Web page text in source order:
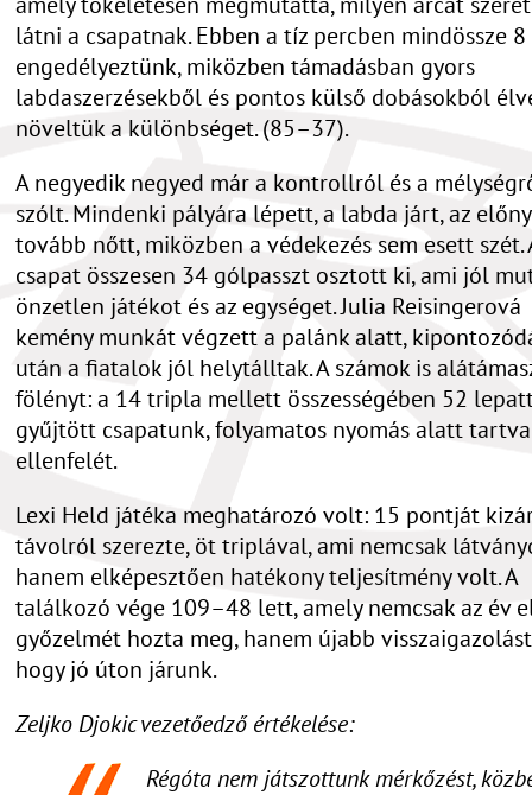
látni a csapatnak. Ebben a tíz percben mindössze
engedélyeztünk, miközben támadásban gyors
labdaszerzésekből és pontos külső dobásokból
növeltük a különbséget. (85–37).
A negyedik negyed már a kontrollról és a
szólt. Mindenki pályára lépett, a labda járt, az előny
tovább nőtt, miközben a védekezés sem esett szét.
csapat összesen 34 gólpasszt osztott ki, ami jól
önzetlen játékot és az egységet. Julia Reisingerová
kemény munkát végzett a palánk alatt,
után a fiatalok jól helytálltak. A számok is
fölényt: a 14 tripla mellett összességében 52
gyűjtött csapatunk, folyamatos nyomás alatt tartva
ellenfelét.
Lexi Held játéka meghatározó volt: 15 pontját
távolról szerezte, öt triplával, ami nemcsak
hanem elképesztően hatékony teljesítmény volt. A
találkozó vége 109–48 lett, amely nemcsak az év
győzelmét hozta meg, hanem újabb
hogy jó úton járunk.
Zeljko Djokic vezetőedző értékelése:
Régóta nem játszottunk mérkőzést,